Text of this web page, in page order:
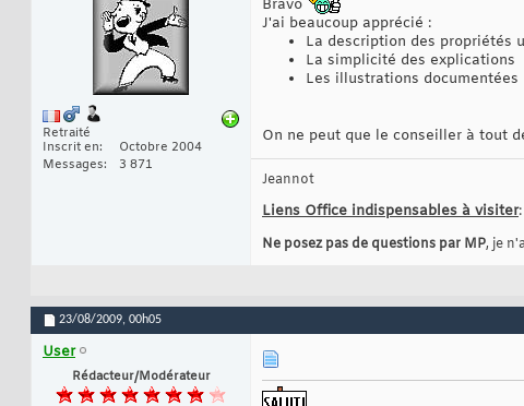
Retraité
Inscrit en
Octobre 2004
Messages
3 871
Bravo
J'ai beaucoup apprécié :
La description des propriétés
La simplicité des explications
Les illustrations documentées
On ne peut que le conseiller à tout
Jeannot
Liens Office indispensables à visiter:
Ne posez pas de questions par MP, je
23/08/2009, 00h05
User
Rédacteur/Modérateur